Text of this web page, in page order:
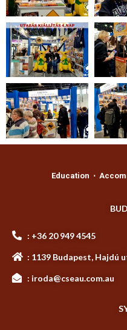
Education ⋅
: +36 20 949 4545
: 1139 Budapest, Hajdú
: iroda@cseau.com.au